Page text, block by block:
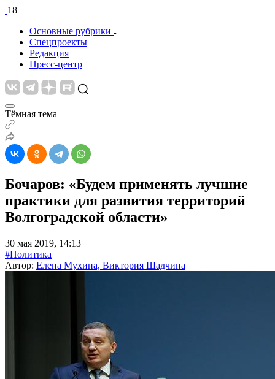
18+
Основные рубрики
Спецпроекты
Редакция
Пресс-центр
Тёмная тема
Бочаров: «Будем применять лучшие
практики для развития территорий
Волгоградской области»
30 мая 2019, 14:13
#Политика
Автор: Елена Мухина, Виктория Шадчина